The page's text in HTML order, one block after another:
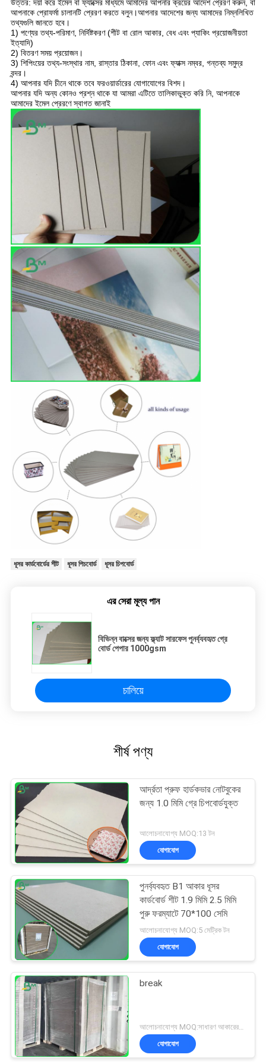
উত্তর: দয়া করে ইমেল বা ফ্যাক্সের মাধ্যমে আমাদের আপনার ক্রয়ের আদেশ প্রেরণ করুন, বা
আপনাকে প্রোফর্মা চালানটি প্রেরণ করতে বলুন।আপনার আদেশের জন্য আমাদের নিম্নলিখিত
তথ্যগুলি জানতে হবে।
1) পণ্যের তথ্য-পরিমাণ, নির্দিষ্টকরণ (শীট বা রোল আকার, বেধ এবং প্যাকিং প্রয়োজনীয়তা
ইত্যাদি)
2) বিতরণ সময় প্রয়োজন।
3) শিপিংয়ের তথ্য-সংস্থার নাম, রাস্তার ঠিকানা, ফোন এবং ফ্যাক্স নম্বর, গন্তব্য সমুদ্র
বন্দর।
4) আপনার যদি চীনে থাকে তবে ফরওয়ার্ডারের যোগাযোগের বিশদ।
আপনার যদি অন্য কোনও প্রশ্ন থাকে যা আমরা এটিতে তালিকাভুক্ত করি নি, আপনাকে
আমাদের ইমেল প্রেরণে স্বাগত জানাই
ধূসর কার্ডবোর্ডের শীট ধূসর পিচবোর্ড ধূসর চিপবোর্ড
এর সেরা মূল্য পান
বিভিন্ন বাক্সের জন্য ফ্ল্যাট সারফেস পুনর্ব্যবহৃত গ্রে
বোর্ড পেপার 1000gsm
চালিয়ে
শীর্ষ পণ্য
আর্দ্রতা প্রুফ হার্ডকভার নোটবুকের
জন্য 1.0 মিমি গ্রে চিপবোর্ডযুক্ত
আলোচনাযোগ্য MOQ:13 টন
যোগাযোগ
পুনর্ব্যবহৃত B1 আকার ধূসর
কার্ডবোর্ড শীট 1.9 মিমি 2.5 মিমি
পুরু ফরম্যাটে 70*100 সেমি
আলোচনাযোগ্য MOQ:5 মেট্রিক টন
যোগাযোগ
break
যোগাযোগ